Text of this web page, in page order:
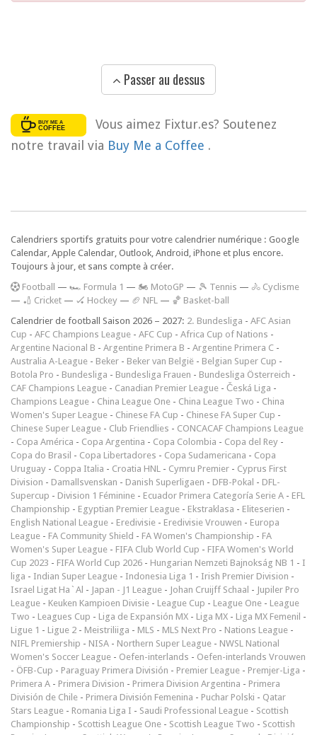
Passer au dessus
Vous aimez Fixtur.es? Soutenez
notre travail via Buy Me a Coffee .
Calendriers sportifs gratuits pour votre calendrier numérique : Google
Calendar, Apple Calendar, Outlook, Android, iPhone et plus encore.
Toujours à jour, et sans compte à créer.
Football — 🏎️ Formula 1 — 🏍 MotoGP — 🎾 Tennis — 🚴 Cyclisme
— 🏏 Cricket — 🏑 Hockey — 🏈 NFL — 🏀 Basket-ball
Calendrier de football Saison 2026 – 2027: 2. Bundesliga - AFC Asian
Cup - AFC Champions League - AFC Cup - Africa Cup of Nations -
Argentine Nacional B - Argentine Primera B - Argentine Primera C -
Australia A-League - Beker - Beker van België - Belgian Super Cup -
Botola Pro - Bundesliga - Bundesliga Frauen - Bundesliga Österreich -
CAF Champions League - Canadian Premier League - Česká Liga -
Champions League - China League One - China League Two - China
Women's Super League - Chinese FA Cup - Chinese FA Super Cup -
Chinese Super League - Club Friendlies - CONCACAF Champions League
- Copa América - Copa Argentina - Copa Colombia - Copa del Rey -
Copa do Brasil - Copa Libertadores - Copa Sudamericana - Copa
Uruguay - Coppa Italia - Croatia HNL - Cymru Premier - Cyprus First
Division - Damallsvenskan - Danish Superligaen - DFB-Pokal - DFL-
Supercup - Division 1 Féminine - Ecuador Primera Categoría Serie A - EFL
Championship - Egyptian Premier League - Ekstraklasa - Eliteserien -
English National League - Eredivisie - Eredivisie Vrouwen - Europa
League - FA Community Shield - FA Women's Championship - FA
Women's Super League - FIFA Club World Cup - FIFA Women's World
Cup 2023 - FIFA World Cup 2026 - Hungarian Nemzeti Bajnokság NB 1 - I
liga - Indian Super League - Indonesia Liga 1 - Irish Premier Division -
Israel Ligat Ha`Al - Japan - J1 League - Johan Cruijff Schaal - Jupiler Pro
League - Keuken Kampioen Divisie - League Cup - League One - League
Two - Leagues Cup - Liga de Expansión MX - Liga MX - Liga MX Femenil -
Ligue 1 - Ligue 2 - Meistriliiga - MLS - MLS Next Pro - Nations League -
NIFL Premiership - NISA - Northern Super League - NWSL National
Women's Soccer League - Oefen-interlands - Oefen-interlands Vrouwen
- ÖFB-Cup - Paraguay Primera División - Premier League - Premjer-Liga -
Primera A - Primera Division - Primera Division Argentina - Primera
División de Chile - Primera División Femenina - Puchar Polski - Qatar
Stars League - Romania Liga I - Saudi Professional League - Scottish
Championship - Scottish League One - Scottish League Two - Scottish